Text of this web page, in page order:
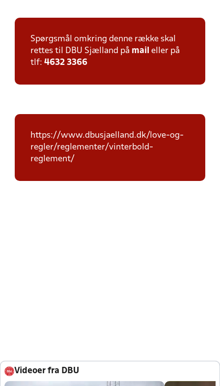
Spørgsmål omkring denne række skal
rettes til DBU Sjælland på mail eller på
tlf: 4632 3366
https://www.dbusjaelland.dk/love-og-
regler/reglementer/vinterbold-
reglement/
Videoer fra DBU